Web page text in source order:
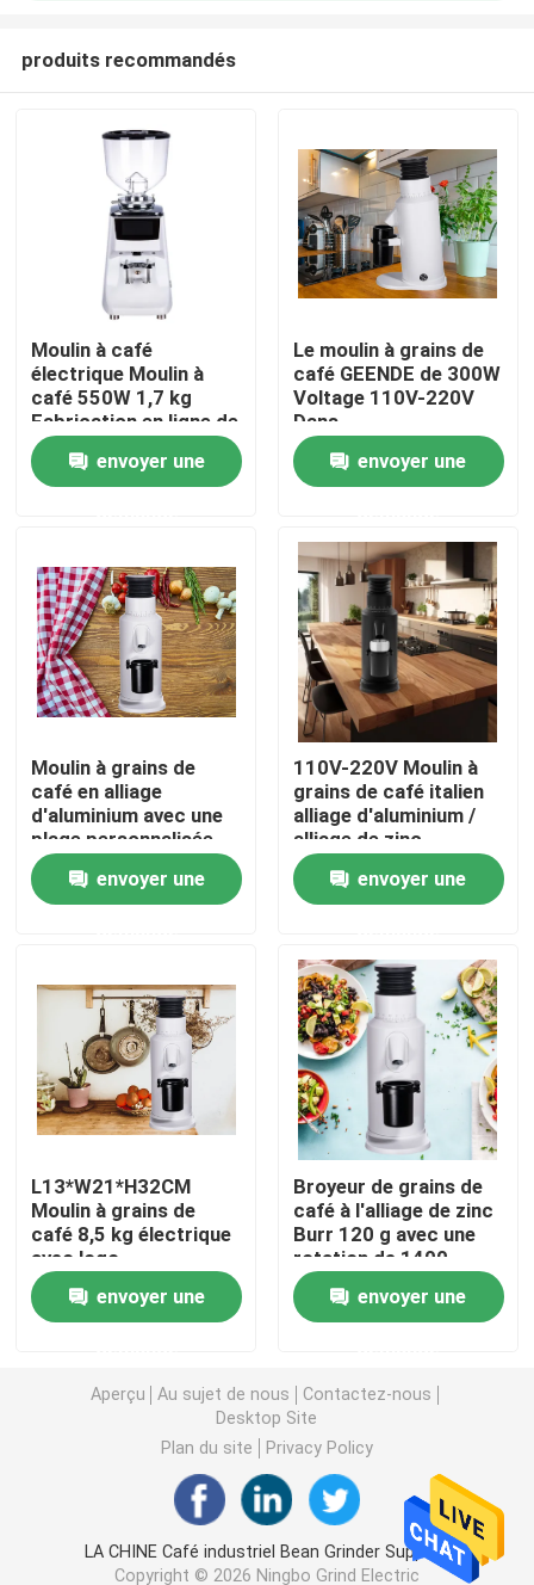
Maison
Produits
Au sujet de nous
Visite d'usine
Contactez-nous
Cas
Burr Coffee Grinder
Broyeur de café de Doserless
broyeur de café commerciale
Broyeur de café d'écran tactile
Expresso Bean Grinder
Broyeur de café extérieure
Broyeur de café de main
produits recommandés
Moulin à café
électrique Moulin à
café 550W 1,7 kg
Fabrication en ligne de
volume de réservoir
envoyer une
Le moulin à grains de
café GEENDE de 300W
Voltage 110V-220V
Dans
L13*W21*H32CM
envoyer une
Moulin à grains de
café en alliage
d'aluminium avec une
plage personnalisée
de 110V-220V 120g
envoyer une
110V-220V Moulin à
grains de café italien
alliage d'aluminium /
alliage de zinc
envoyer une
L13*W21*H32CM
Moulin à grains de
café 8,5 kg électrique
avec logo
personnalisé
envoyer une
Broyeur de grains de
café à l'alliage de zinc
Burr 120 g avec une
rotation de 1400
rouleaux/minute
envoyer une
Aperçu Au sujet de nous
Contactez-nous
Desktop Site
Plan du site
Privacy Policy
LA CHINE Café industriel Bean Grinder Supplier.
Copyright © 2026 Ningbo Grind Electric